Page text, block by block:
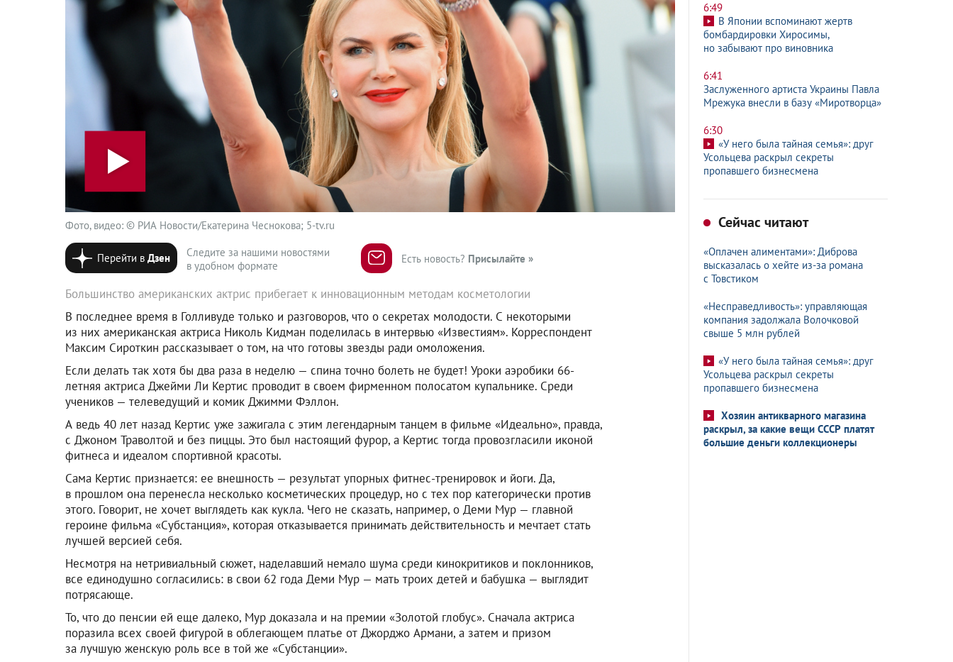
Фото, видео: © РИА Новости/Екатерина Чеснокова; 5-tv.ru
Перейти вДзен
Следите за нашими новостями
в удобном формате
Есть новость? Присылайте »
Большинство американских актрис прибегает к инновационным методам косметологии
В последнее время в Голливуде только и разговоров, что о секретах молодости. С некоторыми
из них американская актриса Николь Кидман поделилась в интервью «Известиям». Корреспондент
Максим Сироткин рассказывает о том, на что готовы звезды ради омоложения.
Если делать так хотя бы два раза в неделю — спина точно болеть не будет! Уроки аэробики 66-
летняя актриса Джейми Ли Кертис проводит в своем фирменном полосатом купальнике. Среди
учеников — телеведущий и комик Джимми Фэллон.
А ведь 40 лет назад Кертис уже зажигала с этим легендарным танцем в фильме «Идеально», правда,
с Джоном Траволтой и без пиццы. Это был настоящий фурор, а Кертис тогда провозгласили иконой
фитнеса и идеалом спортивной красоты.
Сама Кертис признается: ее внешность — результат упорных фитнес-тренировок и йоги. Да,
в прошлом она перенесла несколько косметических процедур, но с тех пор категорически против
этого. Говорит, не хочет выглядеть как кукла. Чего не сказать, например, о Деми Мур — главной
героине фильма «Субстанция», которая отказывается принимать действительность и мечтает стать
лучшей версией себя.
Несмотря на нетривиальный сюжет, наделавший немало шума среди кинокритиков и поклонников,
все единодушно согласились: в свои 62 года Деми Мур — мать троих детей и бабушка — выглядит
потрясающе.
То, что до пенсии ей еще далеко, Мур доказала и на премии «Золотой глобус». Сначала актриса
поразила всех своей фигурой в облегающем платье от Джорджо Армани, а затем и призом
за лучшую женскую роль все в той же «Субстанции».
6:49
В Японии вспоминают жертв
бомбардировки Хиросимы,
но забывают про виновника
6:41
Заслуженного артиста Украины Павла
Мрежука внесли в базу «Миротворца»
6:30
«У него была тайная семья»: друг
Усольцева раскрыл секреты
пропавшего бизнесмена
Сейчас читают
«Оплачен алиментами»: Диброва
высказалась о хейте из-за романа
с Товстиком
«Несправедливость»: управляющая
компания задолжала Волочковой
свыше 5 млн рублей
«У него была тайная семья»: друг
Усольцева раскрыл секреты
пропавшего бизнесмена
Хозяин антикварного магазина
раскрыл, за какие вещи СССР платят
большие деньги коллекционеры